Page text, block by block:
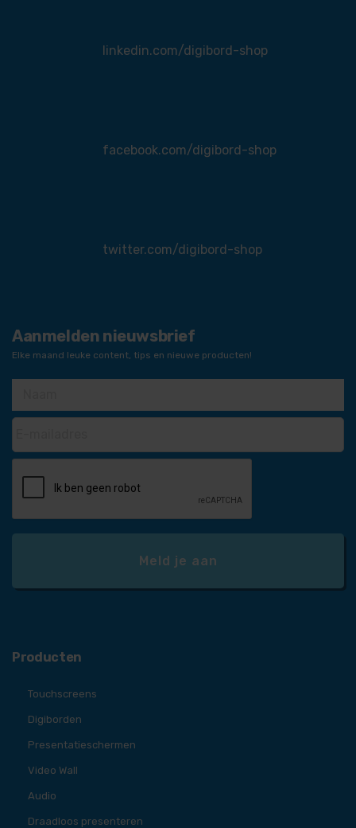
linkedin.com/digibord-shop
facebook.com/digibord-shop
twitter.com/digibord-shop
Aanmelden nieuwsbrief
Elke maand leuke content, tips en nieuwe producten!
Producten
Touchscreens
Digiborden
Presentatieschermen
Video Wall
Audio
Draadloos presenteren